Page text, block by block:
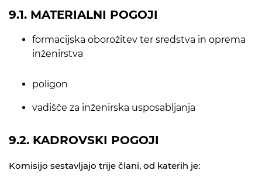
9.1. MATERIALNI POGOJI
formacijska oborožitev ter sredstva in oprema
inženirstva
poligon
vadišče za inženirska usposabljanja
9.2. KADROVSKI POGOJI
Komisijo sestavljajo trije člani, od katerih je: